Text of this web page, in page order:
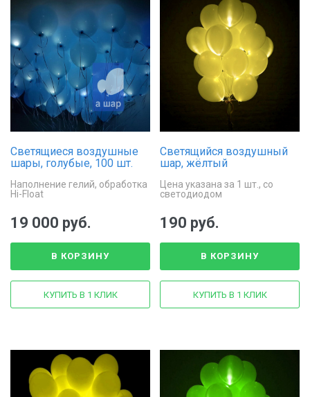
Светящиеся воздушные
шары, голубые, 100 шт.
Наполнение гелий, обработка
Hi-Float
19 000 руб.
В КОРЗИНУ
КУПИТЬ В 1 КЛИК
Светящийся воздушный
шар, жёлтый
Цена указана за 1 шт., со
светодиодом
190 руб.
В КОРЗИНУ
КУПИТЬ В 1 КЛИК